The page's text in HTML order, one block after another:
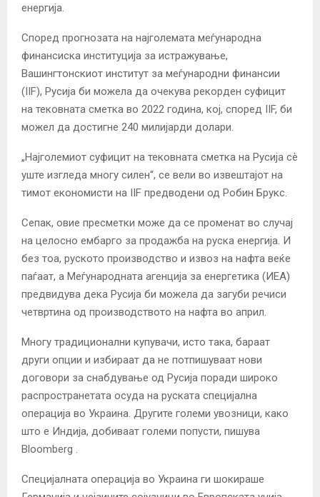
енергија.
Според прогнозата на најголемата меѓународна
финансиска институција за истражување,
Вашингтонскиот институт за меѓународни финансии
(IIF), Русија би можела да очекува рекорден суфицит
на тековната сметка во 2022 година, кој, според IIF, би
можел да достигне 240 милијарди долари.
„Најголемиот суфицит на тековната сметка на Русија сè
уште изгледа многу силен“, се вели во извештајот на
тимот економисти на IIF предводени од Робин Брукс.
Сепак, овие пресметки може да се променат во случај
на целосно ембарго за продажба на руска енергија. И
без тоа, руското производство и извоз на нафта веќе
паѓаат, а Меѓународната агенција за енергетика (ИЕА)
предвидува дека Русија би можела да загуби речиси
четвртина од производството на нафта во април.
Многу традиционални купувачи, исто така, бараат
други опции и избираат да не потпишуваат нови
договори за снабдување од Русија поради широко
распространетата осуда на руската специјална
операција во Украина. Другите големи увозници, како
што е Индија, добиваат големи попусти, пишува
Bloomberg .
Специјалната операција во Украина ги шокираше